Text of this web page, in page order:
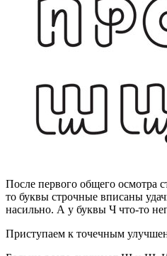
После первого общего осмотра
то буквы строчные вписаны
насильно. А у буквы Ч что-то
Приступаем к точечным